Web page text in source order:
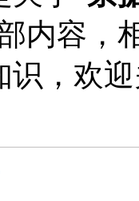
内容，
识，欢